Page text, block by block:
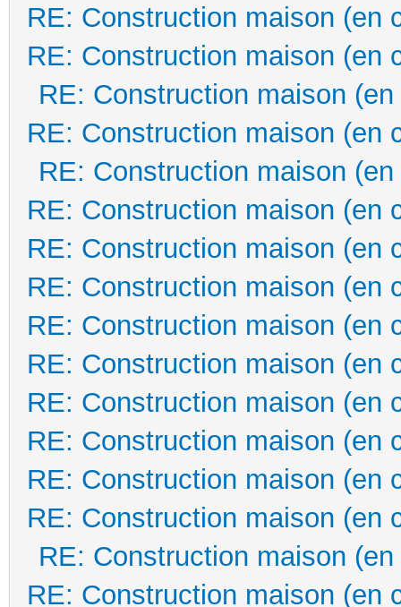
RE: Construction maison (en
RE: Construction maison (en
RE: Construction maison
RE: Construction maison (en
RE: Construction maison
RE: Construction maison (en
RE: Construction maison (en
RE: Construction maison (en
RE: Construction maison (en
RE: Construction maison (en
RE: Construction maison (en
RE: Construction maison (en
RE: Construction maison (en
RE: Construction maison (en
RE: Construction maison
RE: Construction maison (en